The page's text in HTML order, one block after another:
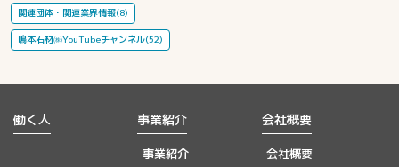
関連団体・関連業界情報(8)
鳴本石材㈱YouTubeチャンネル(52)
働く人 事業紹介
事業紹介
会社概要
会社概要